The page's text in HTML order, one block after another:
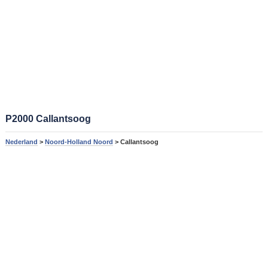
P2000 Callantsoog
Nederland > Noord-Holland Noord > Callantsoog